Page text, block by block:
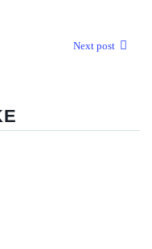
Next post